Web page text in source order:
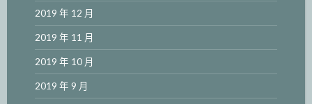
2019 年 12 月
2019 年 11 月
2019 年 10 月
2019 年 9 月